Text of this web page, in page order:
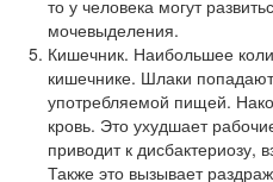
то у человека могут
мочевыделения.
Кишечник. Наибольшее
кишечнике. Шлаки
употребляемой пищей.
кровь. Это ухудшает
приводит к дисбактериозу,
Также это вызывает